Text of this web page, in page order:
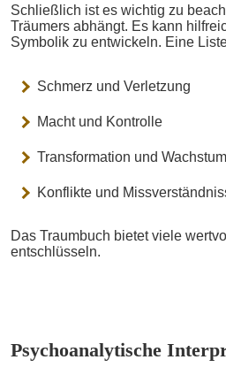
Schließlich ist es wichtig zu
Träumers abhängt. Es kann
Symbolik zu entwickeln. Eine
Schmerz und Verletzung
Macht und Kontrolle
Transformation und Wachstum
Konflikte und
Das Traumbuch bietet viele
entschlüsseln.
Psychoanalytische